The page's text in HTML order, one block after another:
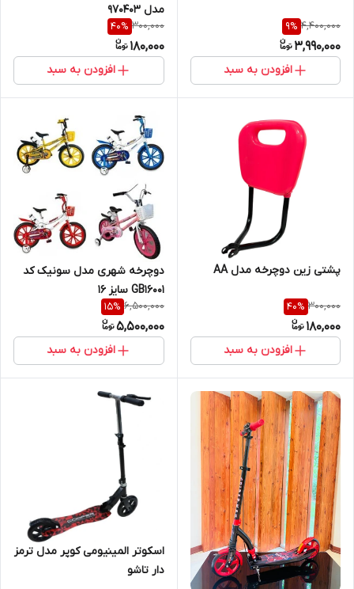
4,400,000
9%
3,990,000
افزودن به سبد
مدل 970403
300,000
40%
180,000
افزودن به سبد
پشتی زین دوچرخه مدل AA
300,000
40%
180,000
افزودن به سبد
دوچرخه شهری مدل سونیک کد
GB16001 سایز 16
6,500,000
15%
5,500,000
افزودن به سبد
اسکوتر المینیومی کوپر مدل ترمز
دار تاشو